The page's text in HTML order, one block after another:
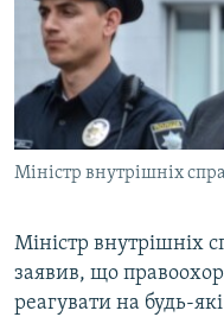
ФОТО
СПЕЦПРОЄКТИ
ПОДКАСТИ
КРИМ РЕАЛІЇ
УКР
КТАТ
Міністр внутрішніх
Міністр внутрішніх
заявив, що
реагувати на будь-